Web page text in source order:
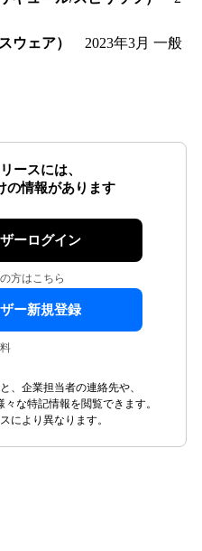
ウェア）
2023年3月 一般
ースには、
の情報があります
ーログイン
方はこちら
ー新規登録
、企業担当者の連絡先や、
な特記情報を閲覧できます。
により異なります。